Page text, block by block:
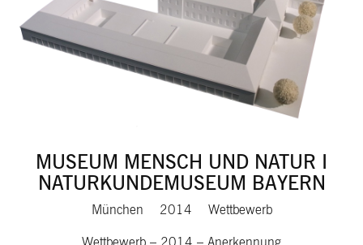
MUSEUM MENSCH UND NATUR I
NATURKUNDEMUSEUM BAYERN
München 2014
Wettbewerb
Wettbewerb – 2014 – Anerkennung